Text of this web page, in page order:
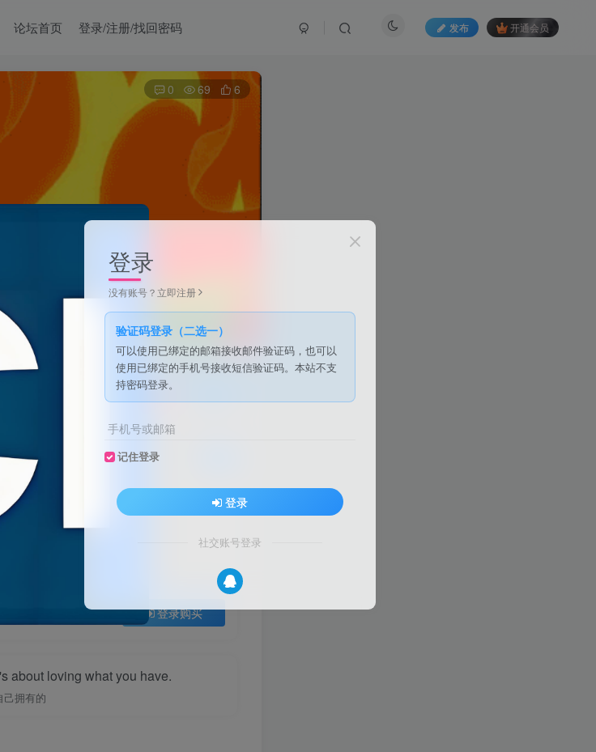
论坛首页 登录/注册/找回密码 发布 开通会员
0 69 6
关注
查看
登录购买
about loving what you have.
己拥有的
登录
没有账号？立即注册
验证码登录（二选一）
可以使用已绑定的邮箱接收邮件验证码，也可以
使用已绑定的手机号接收短信验证码。本站不支
持密码登录。
手机号或邮箱
记住登录
登录
社交账号登录